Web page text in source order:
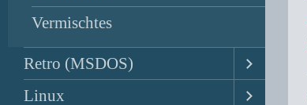
Vermischtes
Retro (MSDOS)
Linux